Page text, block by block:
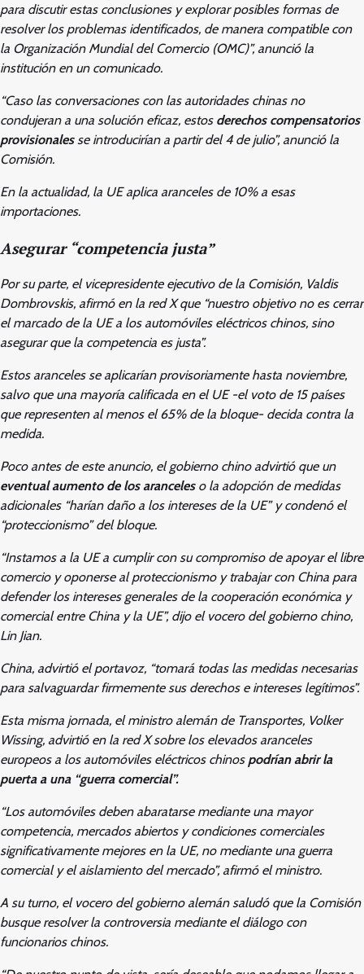
para discutir estas conclusiones y explorar posibles formas de
resolver los problemas identificados, de manera compatible con
la Organización Mundial del Comercio (OMC)”, anunció la
institución en un comunicado.
“Caso las conversaciones con las autoridades chinas no
condujeran a una solución eficaz, estos derechos compensatorios
provisionalesse introducirían a partir del 4 de julio”, anunció la
Comisión.
En la actualidad, la UE aplica aranceles de 10% a esas
importaciones.
Asegurar “competencia justa”
Por su parte, el vicepresidente ejecutivo de la Comisión, Valdis
Dombrovskis, afirmó en la red X que “nuestro objetivo no es cerrar
el marcado de la UE a los automóviles eléctricos chinos, sino
asegurar que la competencia es justa”.
Estos aranceles se aplicarían provisoriamente hasta noviembre,
salvo que una mayoría calificada en el UE -el voto de 15 países
que representen al menos el 65% de la bloque- decida contra la
medida.
Poco antes de este anuncio, el gobierno chino advirtió que un
eventual aumento de los aranceleso la adopción de medidas
adicionales “harían daño a los intereses de la UE” y condenó el
“proteccionismo” del bloque.
“Instamos a la UE a cumplir con su compromiso de apoyar el libre
comercio y oponerse al proteccionismo y trabajar con China para
defender los intereses generales de la cooperación económica y
comercial entre China y la UE”, dijo el vocero del gobierno chino,
Lin Jian.
China, advirtió el portavoz, “tomará todas las medidas necesarias
para salvaguardar firmemente sus derechos e intereses legítimos”.
Esta misma jornada, el ministro alemán de Transportes, Volker
Wissing, advirtió en la red X sobre los elevados aranceles
europeos a los automóviles eléctricos chinos podrían abrir la
puerta a una “guerra comercial”.
“Los automóviles deben abaratarse mediante una mayor
competencia, mercados abiertos y condiciones comerciales
significativamente mejores en la UE, no mediante una guerra
comercial y el aislamiento del mercado”, afirmó el ministro.
A su turno, el vocero del gobierno alemán saludó que la Comisión
busque resolver la controversia mediante el diálogo con
funcionarios chinos.